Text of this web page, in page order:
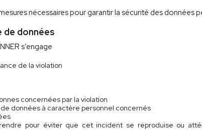
nécessaires pour garantir la sécurité des données
de données
s’engage
de la violation
concernées par la violation
données à caractère personnel concernés
pour éviter que cet incident se reproduise ou